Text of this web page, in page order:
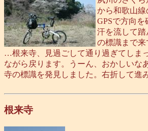
から和歌山線
GPSで方向
汗を流して
の標識まで来
…根来寺、見過ごして通り過ぎてしま
ながら戻ります。うーん、おかしいな
寺の標識を発見しました。右折して進
根来寺